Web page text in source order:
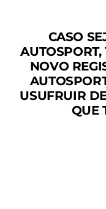
CASO
NOVO
USUFRUIR
QUE